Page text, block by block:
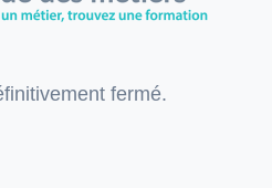
fermé.